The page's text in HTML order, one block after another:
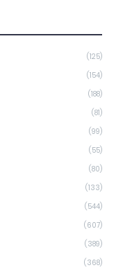
(125)
(154)
(188)
(81)
(99)
(55)
(80)
(133)
(544)
(607)
(389)
(368)